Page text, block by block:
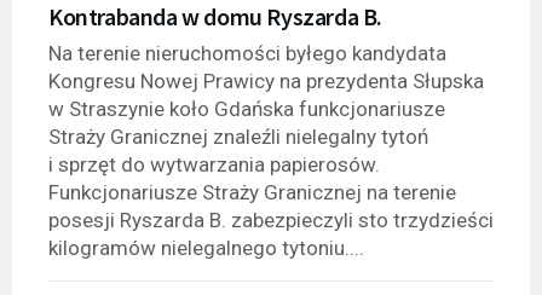
Kontrabanda w domu Ryszarda B.
Na terenie nieruchomości byłego kandydata
Kongresu Nowej Prawicy na prezydenta Słupska
w Straszynie koło Gdańska funkcjonariusze
Straży Granicznej znaleźli nielegalny tytoń
i sprzęt do wytwarzania papierosów.
Funkcjonariusze Straży Granicznej na terenie
posesji Ryszarda B. zabezpieczyli sto trzydzieści
kilogramów nielegalnego tytoniu....